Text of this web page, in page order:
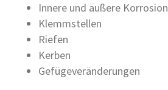
Innere und äußere Korrosion
Klemmstellen
Riefen
Kerben
Gefügeveränderungen